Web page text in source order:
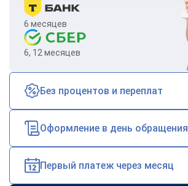
6 месяцев
6, 12 месяцев
Без процентов и переплат
Оформление в день обращения
Первый платеж через месяц